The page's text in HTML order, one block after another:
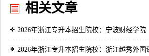
相关文章
2026年浙江专升本招生院校：宁波财经学院
2026年浙江专升本招生院校：浙江越秀外国